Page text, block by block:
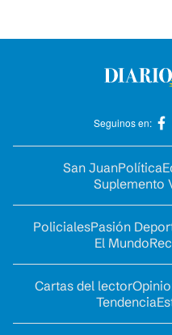
Seguinos en:
San JuanPolítica
Suplemento
PolicialesPasión
El Mundo
Cartas del lector
Tendencia